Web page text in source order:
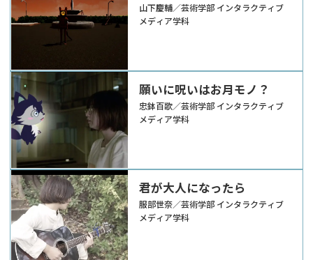
山下慶輔／芸術学部 インタラクティブ
メディア学科
願いに呪いはお月モノ？
忠鉢百歌／芸術学部 インタラクティブ
メディア学科
君が大人になったら
服部世奈／芸術学部 インタラクティブ
メディア学科